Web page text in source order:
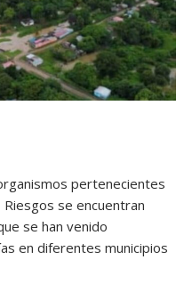
pertenecientes
se encuentran
se han venido
en diferentes municipios